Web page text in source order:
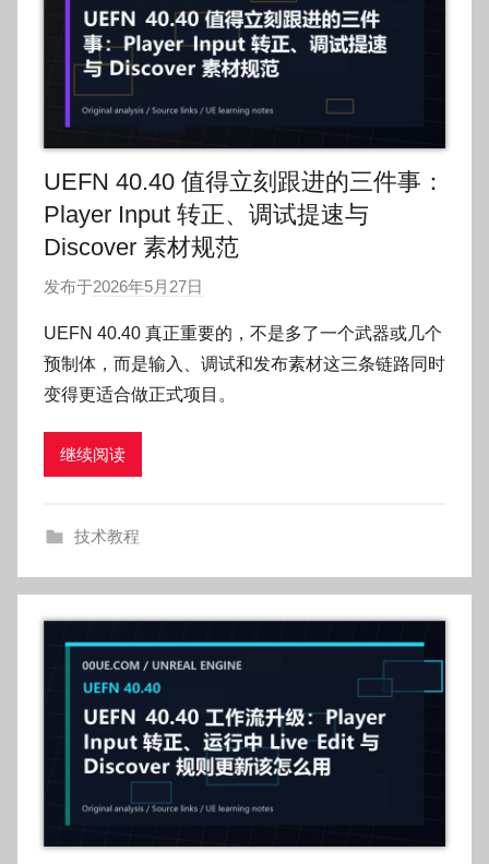
UEFN 40.40 值得立刻跟进的三件事：
Player Input 转正、调试提速与
Discover 素材规范
发布于2026年5月27日
:
O
k
UEFN 40.40 真正重要的，不是多了一个武器或几个
预制体，而是输入、调试和发布素材这三条链路同时
变得更适合做正式项目。
继续阅读
技术教程